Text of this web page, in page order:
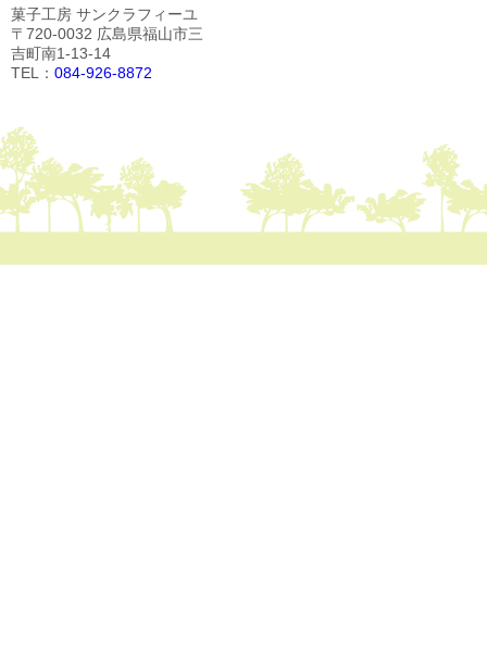
菓子工房 サンクラフィーユ
〒720-0032 広島県福山市三
吉町南1-13-14
TEL： 084-926-8872